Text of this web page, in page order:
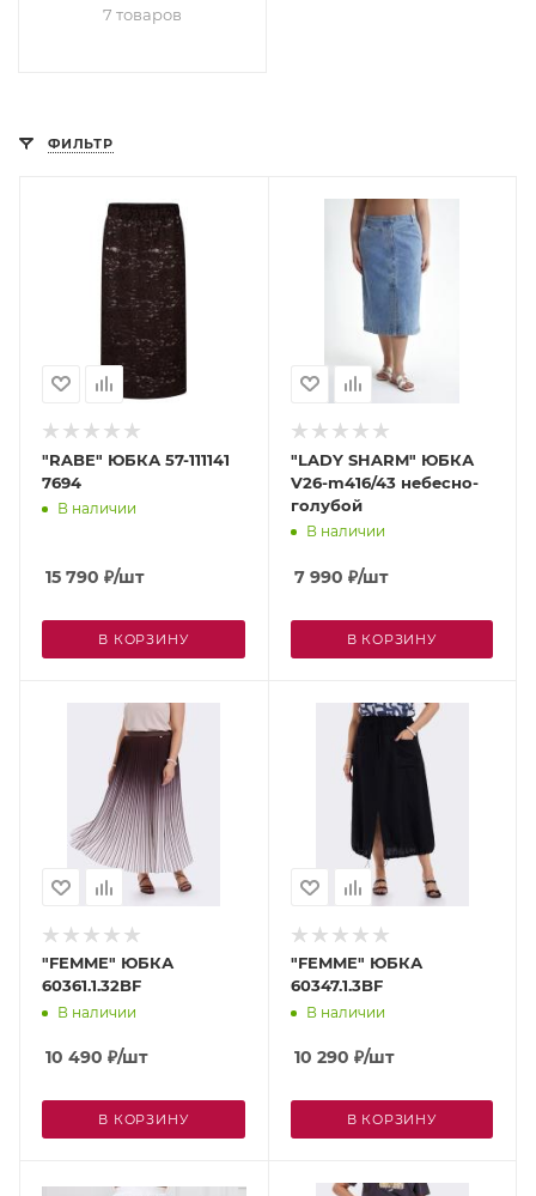
7 товаров
ФИЛЬТР
"RABE" ЮБКА 57-111141
7694
В наличии
15 790 ₽/шт
В КОРЗИНУ
"LADY SHARM" ЮБКА
V26-m416/43 небесно-
голубой
В наличии
7 990 ₽/шт
В КОРЗИНУ
"FEMME" ЮБКА
60361.1.32BF
В наличии
10 490 ₽/шт
В КОРЗИНУ
"FEMME" ЮБКА
60347.1.3BF
В наличии
10 290 ₽/шт
В КОРЗИНУ